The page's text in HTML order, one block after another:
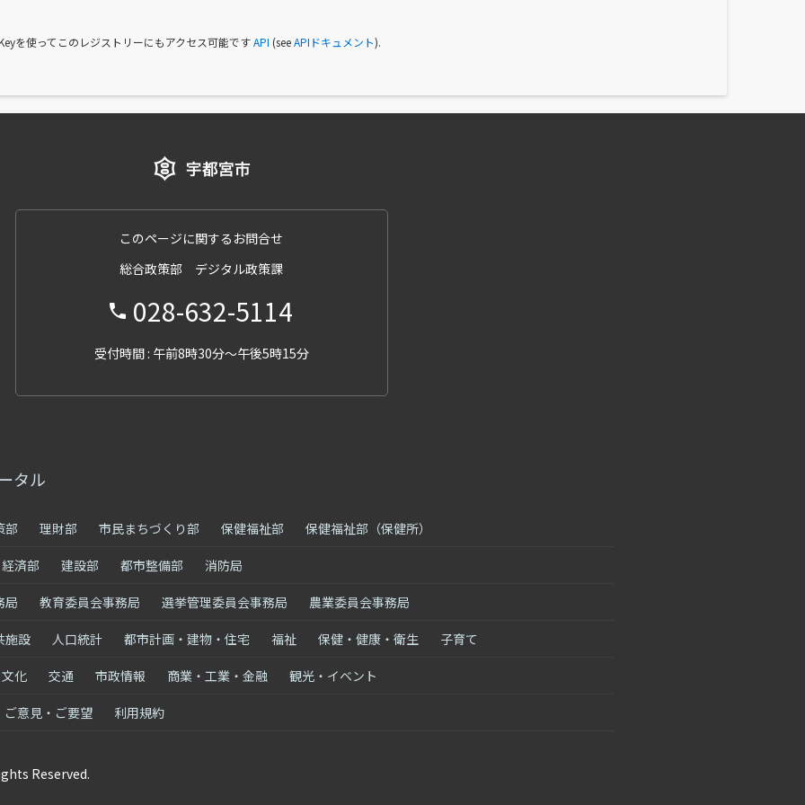
を使ってこのレジストリーにもアクセス可能ですAPI (seeAPIドキュメント).
このページに関するお問合せ
総合政策部 デジタル政策課
028-632-5114
受付時間 : 午前8時30分～午後5時15分
タル
部 理財部 市民まちづくり部 保健福祉部 保健福祉部（保健所）
経済部 建設部 都市整備部 消防局
局 教育委員会事務局 選挙管理委員会事務局 農業委員会事務局
施設 人口統計 都市計画・建物・住宅 福祉 保健・健康・衛生 子育て
化 交通 市政情報 商業・工業・金融 観光・イベント
ご意見・ご要望 利用規約
Reserved.